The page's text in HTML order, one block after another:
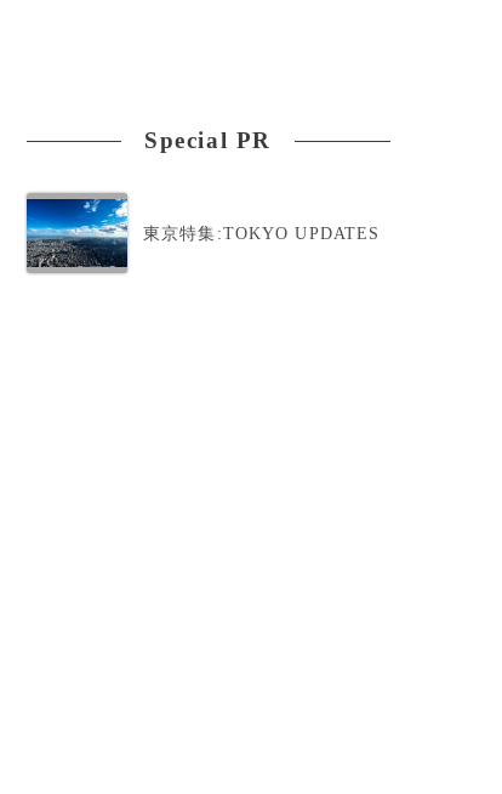
Special PR
東京特集:TOKYO UPDATES